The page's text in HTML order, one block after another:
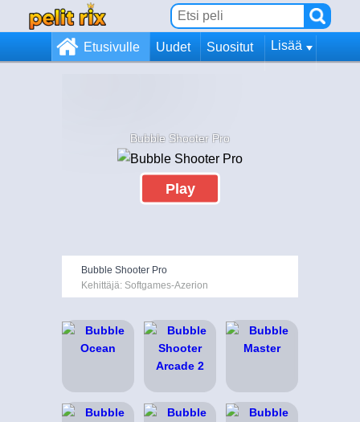
Etusivulle Uudet Suositut Lisää
Bubble Shooter Pro
Play
Bubble Shooter Pro
Kehittäjä: Softgames-Azerion